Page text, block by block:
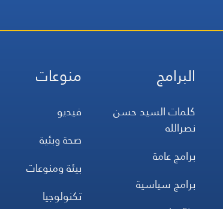
البرامج
كلمات السيد حسن
نصرالله
برامج عامة
برامج سياسية
منوعات
فيديو
صحة وبئية
بيئة ومنوعات
تكنولوجيا